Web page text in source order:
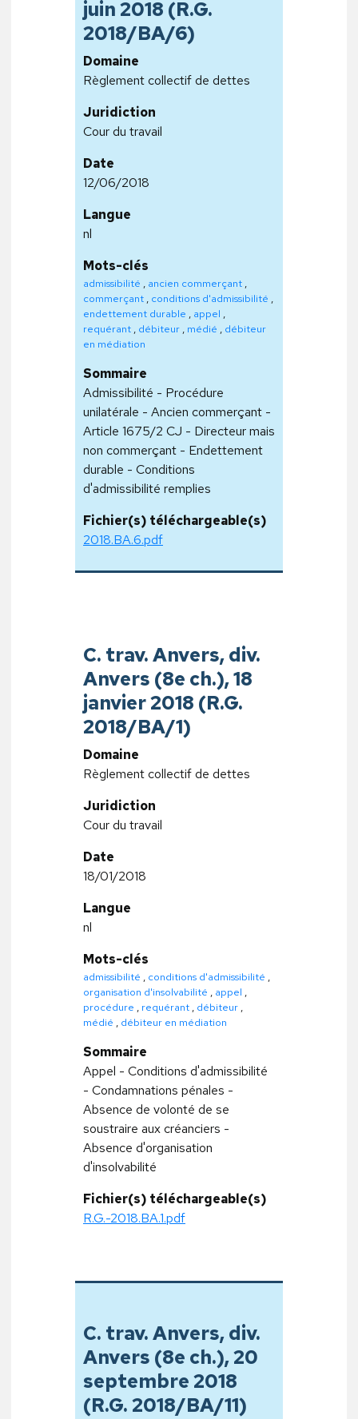
juin 2018 (R.G.
2018/BA/6)
Domaine
Règlement collectif de dettes
Juridiction
Cour du travail
Date
12/06/2018
Langue
nl
Mots-clés
admissibilité , ancien commerçant ,
commerçant , conditions d'admissibilité ,
endettement durable , appel ,
requérant , débiteur , médié , débiteur
en médiation
Sommaire
Admissibilité - Procédure
unilatérale - Ancien commerçant -
Article 1675/2 CJ - Directeur mais
non commerçant - Endettement
durable - Conditions
d'admissibilité remplies
Fichier(s) téléchargeable(s)
2018.BA.6.pdf
C. trav. Anvers, div.
Anvers (8e ch.), 18
janvier 2018 (R.G.
2018/BA/1)
Domaine
Règlement collectif de dettes
Juridiction
Cour du travail
Date
18/01/2018
Langue
nl
Mots-clés
admissibilité , conditions d'admissibilité ,
organisation d'insolvabilité , appel ,
procédure , requérant , débiteur ,
médié , débiteur en médiation
Sommaire
Appel - Conditions d'admissibilité
- Condamnations pénales -
Absence de volonté de se
soustraire aux créanciers -
Absence d'organisation
d'insolvabilité
Fichier(s) téléchargeable(s)
R.G.-2018.BA.1.pdf
C. trav. Anvers, div.
Anvers (8e ch.), 20
septembre 2018
(R.G. 2018/BA/11)